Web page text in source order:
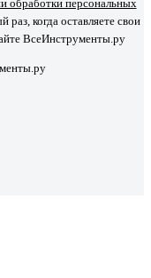
обработки персональных
раз, когда оставляете свои
ВсеИнструменты.ру